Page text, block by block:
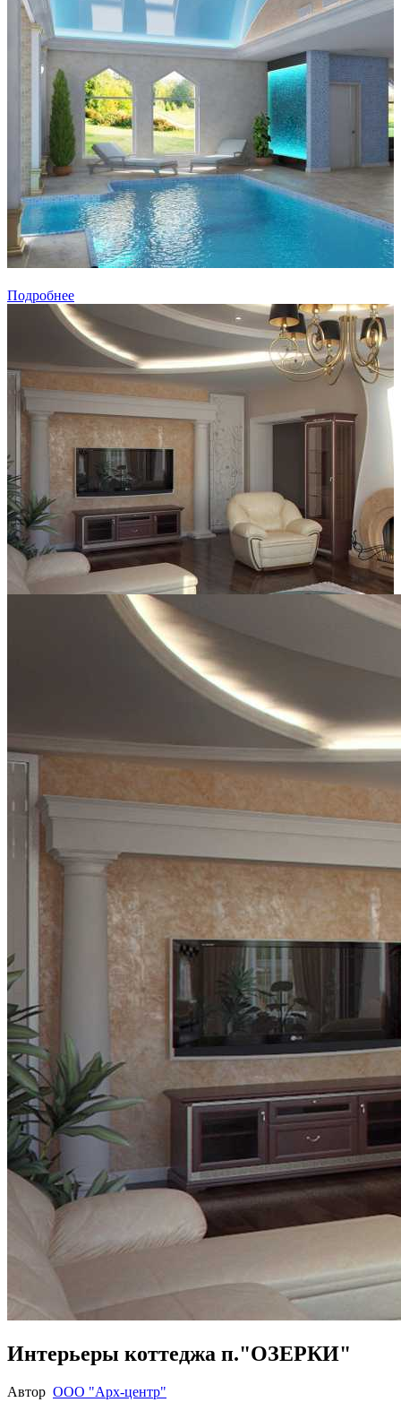
Подробнее
Интерьеры коттеджа п."ОЗЕРКИ"
Автор ООО "Арх-центр"